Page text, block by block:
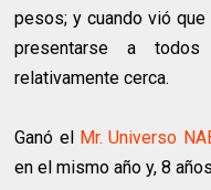
pesos; y cuando vió
presentarse a
relativamente cerca.
Ganó el Mr. Universo
en el mismo año y, 8